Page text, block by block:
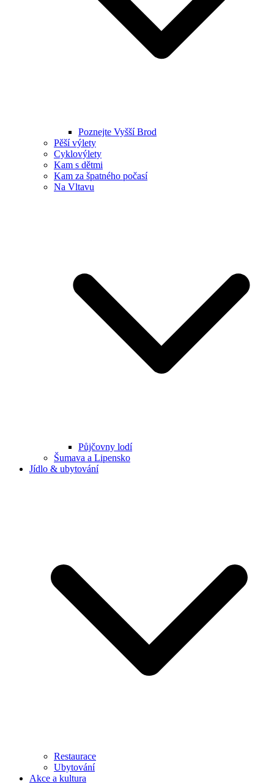
Poznejte Vyšší Brod
Pěší výlety
Cyklovýlety
Kam s dětmi
Kam za špatného počasí
Na Vltavu
Půjčovny lodí
Šumava a Lipensko
Jídlo & ubytování
Restaurace
Ubytování
Akce a kultura